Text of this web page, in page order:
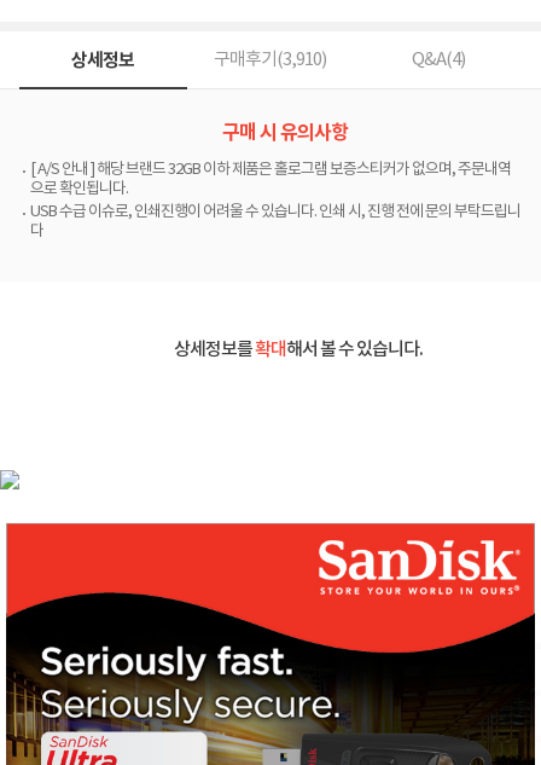
상세정보 구매후기(3,910) Q&A(4)
구매 시 유의사항
[ A/S 안내 ] 해당 브랜드 32GB 이하 제품은 홀로그램 보증스티커가 없으며, 주문내역
으로 확인됩니다.
USB 수급 이슈로, 인쇄진행이 어려울 수 있습니다. 인쇄 시, 진행 전에 문의 부탁드립니
다
상세정보를확대해서 볼 수 있습니다.